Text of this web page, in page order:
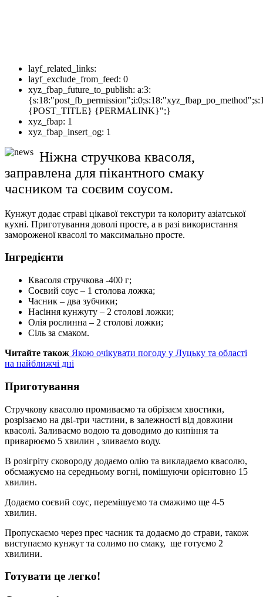
layf_related_links:
layf_exclude_from_feed: 0
xyz_fbap_future_to_publish: a:3:
{POST_TITLE} {PERMALINK}";}
xyz_fbap: 1
xyz_fbap_insert_og: 1
Ніжна стручкова квасоля,
заправлена для пікантного смаку
часником та соєвим соусом.
Кунжут додає страві цікавої текстури та колориту азіатської
кухні. Приготування доволі просте, а в разі використання
замороженої квасолі то максимально просте.
Інгредієнти
Квасоля стручкова -400 г;
Соєвий соус – 1 столова ложка;
Часник – два зубчики;
Насіння кунжуту – 2 столові ложки;
Олія рослинна – 2 столові ложки;
Сіль за смаком.
Читайте також Якою очікувати погоду у Луцьку та області
на найближчі дні
Приготування
Стручкову квасолю промиваємо та обрізаєм хвостики,
розрізаємо на дві-три частини, в залежності від довжини
квасолі. Заливаємо водою та доводимо до кипіння та
приварюємо 5 хвилин , зливаємо воду.
В розігріту сковороду додаємо олію та викладаємо квасолю,
обсмажуємо на середньому вогні, помішуючи орієнтовно 15
хвилин.
Додаємо соєвий соус, перемішуємо та смажимо ще 4-5
хвилин.
Пропускаємо через прес часник та додаємо до страви, також
виступаємо кунжут та солимо по смаку, ще готуємо 2
хвилини.
Готувати це легко!